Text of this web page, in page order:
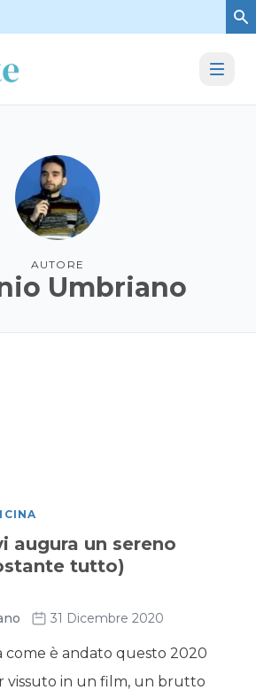
AUTORE
Umbriano
augura un sereno
tutto)
31 Dicembre 2020
come è andato questo 2020
vissuto in un film, un brutto